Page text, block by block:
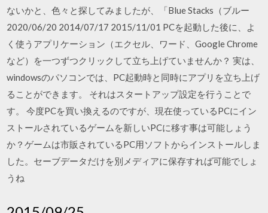
ないかと、色々と探してみましたが、「Blue Stacks（ブルー
2020/06/20 2014/07/17 2015/11/01 PCを起動した後に、よ
く使うアプリケーション（エクセル、ワード、Google Chrome
など）を一つずつクリックして立ち上げていませんか？ 実は、
windowsのパソコンでは、PC起動時と同時にアプリを立ち上げ
ることができます。 それはスタートアップ設定を行うことで
す。 今度PCを買い換えるのですが、現在使っているPCにイン
ストールされているゲームを新しいPCに移す事は可能しょう
か？ゲームは市販されているPC用ソフトからインストールしま
した。セーブデータだけを別メディアに保存すれば可能でしょ
うね